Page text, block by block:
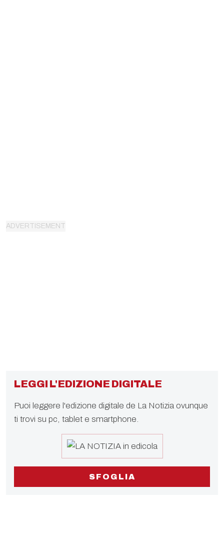
LEGGI L'EDIZIONE DIGITALE
Puoi leggere l'edizione digitale de La Notizia ovunque
ti trovi su pc, tablet e smartphone.
SFOGLIA